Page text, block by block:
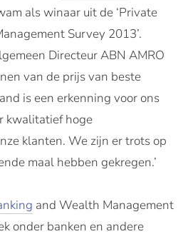
als winaar uit de ‘Private
Survey 2013’.
Directeur ABN AMRO
van de prijs van beste
is een erkenning voor ons
kwalitatief hoge
klanten. We zijn er trots op
maal hebben gekregen.’
and Wealth Management
onder banken en andere